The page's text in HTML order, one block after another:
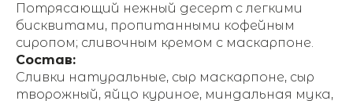
Потрясающий нежный десерт с легкими
бисквитами, пропитанными кофейным
сиропом; сливочным кремом с маскарпоне.
Состав:
Сливки натуральные, сыр маскарпоне, сыр
творожный, яйцо куриное, миндальная мука,